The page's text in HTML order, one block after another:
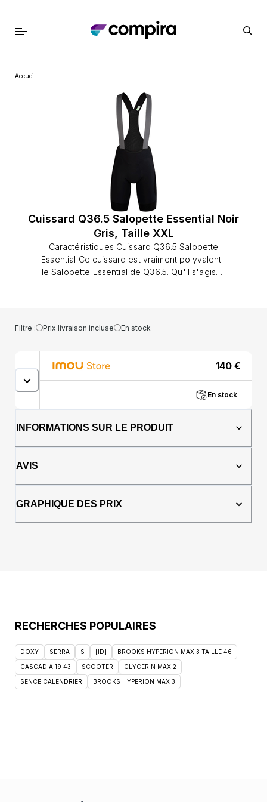
Accueil
Cuissard Q36.5 Salopette Essential Noir
Gris, Taille XXL
Caractéristiques Cuissard Q36.5 Salopette
Essential Ce cuissard est vraiment polyvalent :
le Salopette Essential de Q36.5. Qu'il s'agisse
Filtre : Prix livraison incluse En stock
140 €
En stock
INFORMATIONS SUR LE PRODUIT
AVIS
GRAPHIQUE DES PRIX
RECHERCHES POPULAIRES
DOXY SERRA S [ID] BROOKS HYPERION MAX 3 TAILLE 46
CASCADIA 19 43 SCOOTER GLYCERIN MAX 2
SENCE CALENDRIER BROOKS HYPERION MAX 3